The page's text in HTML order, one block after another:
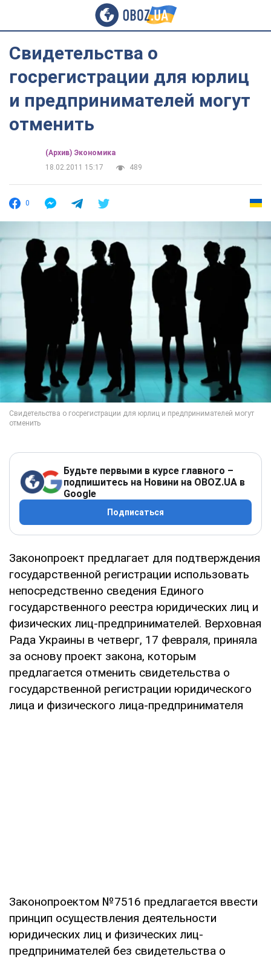
Свидетельства о
госрегистрации для юрлиц
и предпринимателей могут
отменить
(Архив) Экономика
18.02.2011 15:17
489
0
Будьте первыми в курсе главного –
подпишитесь на Новини на OBOZ.UA в
Google
Подписаться
Законопроект предлагает для подтверждения
государственной регистрации использовать
непосредственно сведения Единого
государственного реестра юридических лиц и
физических лиц-предпринимателей. Верховная
Рада Украины в четверг, 17 февраля, приняла
за основу проект закона, которым
предлагается отменить свидетельства о
государственной регистрации юридического
лица и физического лица-предпринимателя
Законопроектом №7516 предлагается ввести
принцип осуществления деятельности
юридических лиц и физических лиц-
предпринимателей без свидетельства о